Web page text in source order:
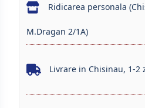
Ridicarea personala
M.Dragan 2/1A)
Livrare in Chisinau, 1-2